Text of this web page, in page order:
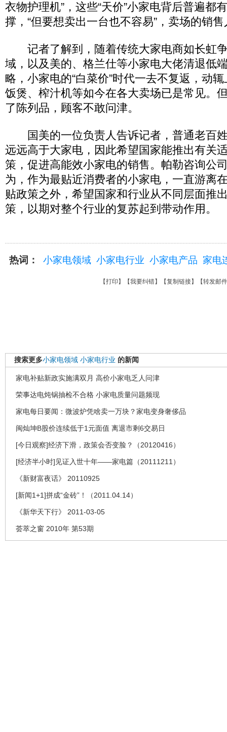
衣物护理机”，这些“天价”小家电背后普遍都
撑，“但要想卖出一台也不容易”，卖场的销
记者了解到，随着传统大家电商如长虹
域，以及美的、格兰仕等小家电大佬清退低
略，小家电的“白菜价”时代一去不复返，动
饭煲、榨汁机等如今在各大卖场已是常见。
了陈列品，顾客不敢问津。
国美的一位负责人告诉记者，普通老百
远远高于大家电，因此希望国家能推出有关
策，促进高能效小家电的销售。帕勒咨询公
为，作为最贴近消费者的小家电，一直游离
贴政策之外，希望国家和行业从不同层面推
策，以期对整个行业的复苏起到带动作用。
热词： 小家电领域 小家电行业 小家电产品 家电
【打印 】【我要纠错】【复制链接】【转发邮件
搜索更多小家电领域 小家电行业 的新闻
家电补贴新政实施满双月 高价小家电乏人问津
荣事达电炖锅抽检不合格 小家电质量问题频现
家电每日要闻：微波炉凭啥卖一万块？家电变身奢侈品
闽灿坤B股价连续低于1元面值 离退市剩6交易日
[今日观察]经济下滑，政策会否变脸？（20120416）
[经济半小时]见证入世十年——家电篇（20111211）
《新财富夜话》 20110925
[新闻1+1]拼成“金砖”！（2011.04.14）
《新华天下行》 2011-03-05
荟萃之窗 2010年 第53期